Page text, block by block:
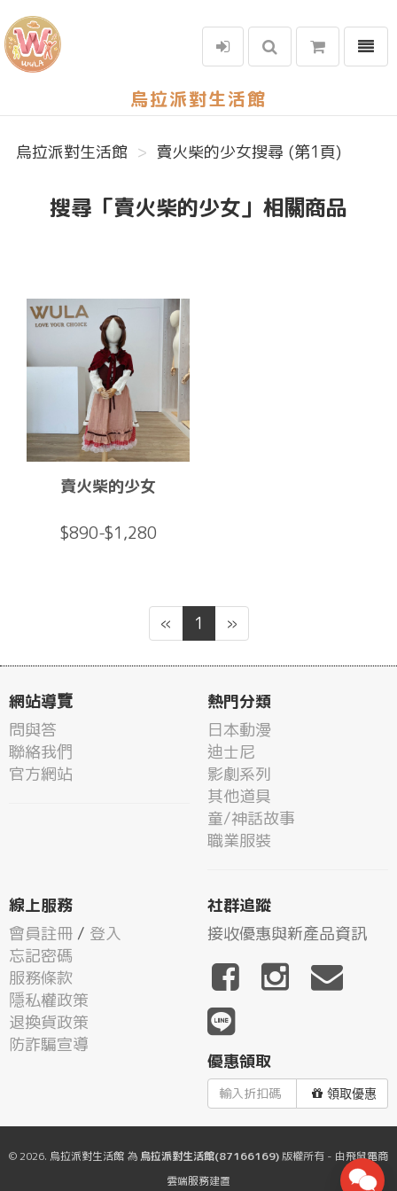
烏拉派對生活館
選單
烏拉派對生活館 賣火柴的少女搜尋 (第1頁)
搜尋「賣火柴的少女」相關商品
賣火柴的少女
$890-$1,280
« 1 »
網站導覽
問與答
聯絡我們
官方網站
熱門分類
日本動漫
迪士尼
影劇系列
其他道具
童/神話故事
職業服裝
線上服務
會員註冊 / 登入
忘記密碼
服務條款
隱私權政策
退換貨政策
防詐騙宣導
社群追蹤
接收優惠與新產品資訊
優惠領取
領取優惠
© 2026. 烏拉派對生活館 為 烏拉派對生活館(87166169)版權所有 - 由飛鼠電商
雲端服務建置